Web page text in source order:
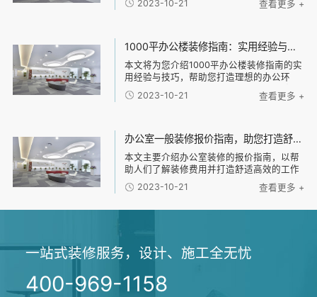
的办公室布局和不同功能区域的设计建议。
2023-10-21 查看更多 +
1000平办公楼装修指南：实用经验与技巧解密，帮助您打造理想的办公环境！
本文将为您介绍1000平办公楼装修指南的实
用经验与技巧，帮助您打造理想的办公环
境。主要从以下四个方面进行阐述：1、规划
办公空间；2、选择合适的装修材料；3、设
2023-10-21 查看更多 +
办公室一般装修报价指南，助您打造舒适高效的工作环境！
本文主要介绍办公室装修的报价指南，以帮
助人们了解装修费用并打造舒适高效的工作
环境。文章分为四个部分：首先是装修的基
本费用，包括设计费、施工费和材料费等；
2023-10-21 查看更多 +
一站式装修服务，设计、施工全无忧
400-969-1158